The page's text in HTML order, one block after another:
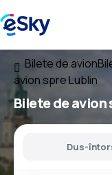
Bilete de avion
avion spre Lublin
Bilete de avion
Dus-